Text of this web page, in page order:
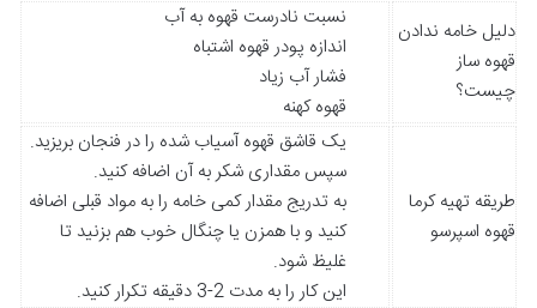
دلیل خامه ندادن
قهوه ساز
چیست؟
نسبت نادرست قهوه به آب
اندازه پودر قهوه اشتباه
فشار آب زیاد
قهوه کهنه
طریقه تهیه کرما
قهوه اسپرسو
یک قاشق قهوه آسیاب شده را در فنجان بریزید.
سپس مقداری شکر به آن اضافه کنید.
به تدریج مقدار کمی خامه را به مواد قبلی اضافه
کنید و با همزن یا چنگال خوب هم بزنید تا
غلیظ شود.
این کار را به مدت 2-3 دقیقه تکرار کنید.